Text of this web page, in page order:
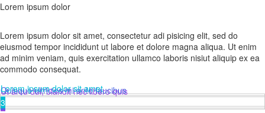
Lorem ipsum dolor
Lorem ipsum dolor sit amet, consectetur adi pisicing elit, sed do
eiusmod tempor incididunt ut labore et dolore magna aliqua. Ut enim
ad minim veniam, quis exercitation ullamco laboris nisiut aliquip ex ea
commodo consequat.
1
Ut arcu dui, blandit nec libero quis
2
Quisque ultricies mi ante faucibus
3
Lorem ipsum dolor sit amet